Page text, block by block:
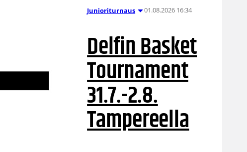
Junioriturnaus 01.08.2026 16:34
Delfin Basket
Tournament
31.7.-2.8.
Tampereella